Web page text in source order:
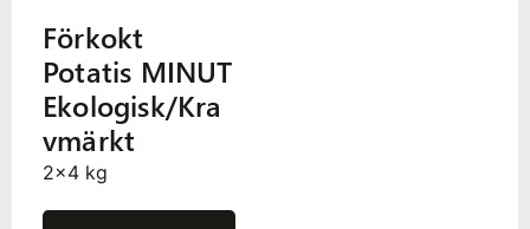
Förkokt
Potatis MINUT
Ekologisk/Kra
vmärkt
2x4 kg